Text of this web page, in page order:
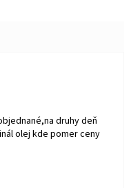
5 hviezdičiek.
druhy deň
olej kde pomer ceny